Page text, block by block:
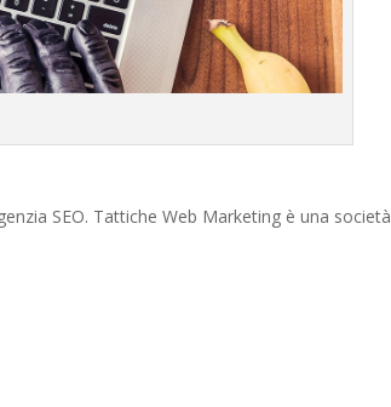
SEO. Tattiche Web Marketing è una società